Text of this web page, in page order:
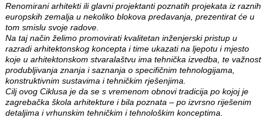
Renomirani arhitekti ili glavni projektanti poznatih projekata iz raznih
europskih zemalja u nekoliko blokova predavanja, prezentirat će u
tom smislu svoje radove.
Na taj način želimo promovirati kvalitetan inženjerski pristup u
razradi arhitektonskog koncepta i time ukazati na ljepotu i mjesto
koje u arhitektonskom stvaralaštvu ima tehnička izvedba, te važnost
produbljivanja znanja i saznanja o specifičnim tehnologijama,
konstruktivnim sustavima i tehničkim rješenjima.
Cilj ovog Ciklusa je da se s vremenom obnovi tradicija po kojoj je
zagrebačka škola arhitekture i bila poznata – po izvrsno riješenim
detaljima i vrhunskim tehničkim i tehnološkim konceptima.